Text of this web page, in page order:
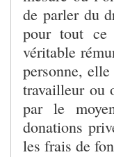
de parler du
pour tout ce
véritable
personne,
travailleur ou
par le
donations
les frais de